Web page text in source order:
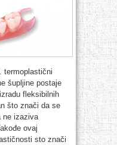
termoplastični
šupljine postaje
fleksibilnih
što znači da se
ne izaziva
ovaj
sto znači